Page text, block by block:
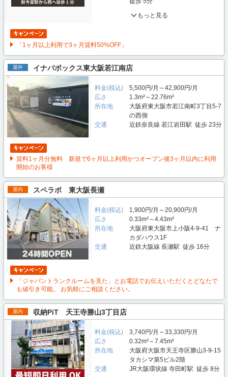
もっと見る
「1ヶ月以上利用で3ヶ月賃料50%OFF」
屋外 イナバボックス東大阪若江南店
料金(税込)
5,500円/月～42,900円/月
広さ
1.3m²～22.76m²
所在地
大阪府東大阪市若江南町3丁目5-7
の西側
交通
近鉄奈良線 若江岩田駅 徒歩 23分
賃料1ヶ月分無料 新規で6ヶ月以上利用かつオープン後3ヶ月以内に利用
開始のお客様
屋内 スペラボ 東大阪長瀬
料金(税込)
1,900円/月～20,900円/月
広さ
0.33m²～4.43m²
所在地
大阪府東大阪市上小阪4-9-41 ナ
カダハウス1F
交通
近鉄大阪線 長瀬駅 徒歩 16分
「ジャパントランクルームを見た」とお電話でお伝えいただくとどなたで
も値引き可能。 お気軽にご相談ください。
屋内 収納PiT 天王寺勝山3丁目店
料金(税込)
3,740円/月～33,330円/月
広さ
0.32m²～7.45m²
所在地
大阪府大阪市天王寺区勝山3-9-15
タカシマ第5ビル2階
交通
JR大阪環状線 寺田町駅 徒歩 8分